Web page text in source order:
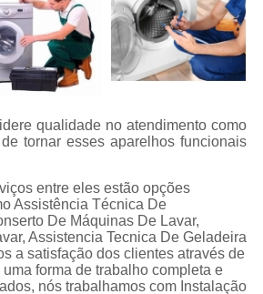
Assistencia Tecnica de
Assistencia Tecnica
Tecnica para Ar Condicionado
Assistencia Tecnica Geladeira
Electrolux Geladeira Assistencia
Geladeira Electrolux Assistencia
Tecnica de Refrigerador Electrolux
qualidade no atendimento como
tornar esses aparelhos funcionais
entre eles estão opções
Assistência Técnica De
De Máquinas De Lavar,
Assistencia Tecnica De Geladeira
a satisfação dos clientes através de
forma de trabalho completa e
nós trabalhamos com Instalação